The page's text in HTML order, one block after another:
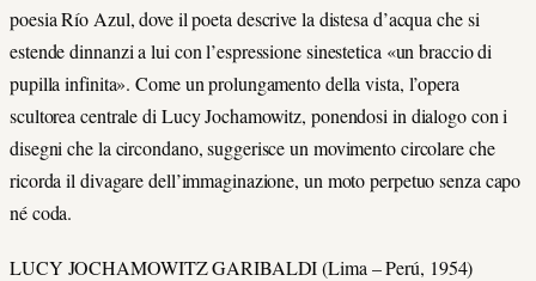
poesia Río Azul, dove il poeta descrive la distesa d’acqua che si
estende dinnanzi a lui con l’espressione sinestetica «un braccio di
pupilla infinita». Come un prolungamento della vista, l’opera
scultorea centrale di Lucy Jochamowitz, ponendosi in dialogo con i
disegni che la circondano, suggerisce un movimento circolare che
ricorda il divagare dell’immaginazione, un moto perpetuo senza capo
né coda.
LUCY JOCHAMOWITZ GARIBALDI (Lima – Perú, 1954)